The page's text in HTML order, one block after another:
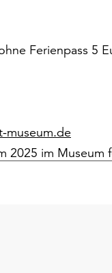
Ferienpass 5
museum.de
2025 im Museum